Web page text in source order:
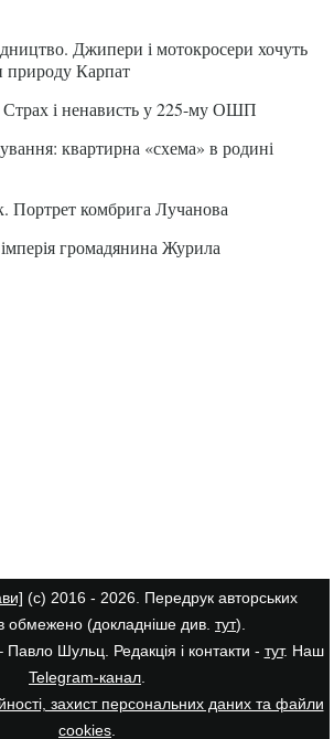
Джипери і мотокросери хочуть
природу Карпат
Страх і ненависть у 225-му ОШП
квартирна «схема» в родині
Портрет комбрига Лучанова
громадянина Журила
(с) 2016 - 2026. Передрук авторських
обмежено (докладніше див. тут).
Шульц. Редакція і контакти - тут. Наш
Telegram-канал
захист персональних даних та файли
cookies